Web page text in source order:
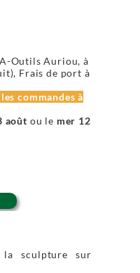
Outils Auriou, à
Frais de port à
commandes à
août ou le mer 12
la sculpture sur